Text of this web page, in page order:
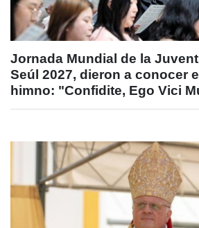
Jornada Mundial de la
Seúl 2027, dieron a conocer
himno: "Confidite, Ego Vici